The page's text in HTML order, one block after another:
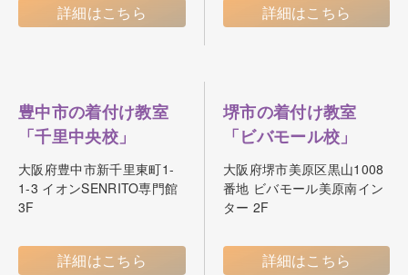
詳細はこちら 詳細はこちら
豊中市の着付け教室
「千里中央校」
大阪府豊中市新千里東町1-
1-3 イオンSENRITO専門館
3F
詳細はこちら
堺市の着付け教室
「ビバモール校」
大阪府堺市美原区黒山1008
番地 ビバモール美原南イン
ター 2F
詳細はこちら